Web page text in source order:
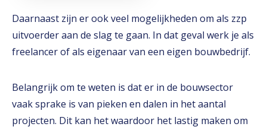
Daarnaast zijn er ook veel mogelijkheden om als zzp
uitvoerder aan de slag te gaan. In dat geval werk je als
freelancer of als eigenaar van een eigen bouwbedrijf.
Belangrijk om te weten is dat er in de bouwsector
vaak sprake is van pieken en dalen in het aantal
projecten. Dit kan het waardoor het lastig maken om